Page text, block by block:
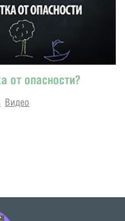
от опасности?
Видео